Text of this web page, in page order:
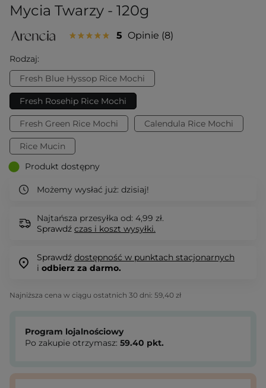
Mycia Twarzy - 120g
5 Opinie 8
Rodzaj:
Fresh Blue Hyssop Rice Mochi
Fresh Rosehip Rice Mochi
Fresh Green Rice Mochi Calendula Rice Mochi
Rice Mucin
Produkt dostępny
Możemy wysłać już: dzisiaj!
Najtańsza przesyłka od: 4,99 zł.
Sprawdź czas i koszt wysyłki.
Sprawdź dostępność w punktach stacjonarnych
i odbierz za darmo.
Najniższa cena w ciągu ostatnich 30 dni: 59,40 zł
Program lojalnościowy
Po zakupie otrzymasz: 59.40 pkt.